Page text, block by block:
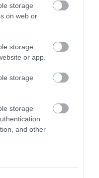
storage
on web or
storage
or app.
storage
storage
and other
τη